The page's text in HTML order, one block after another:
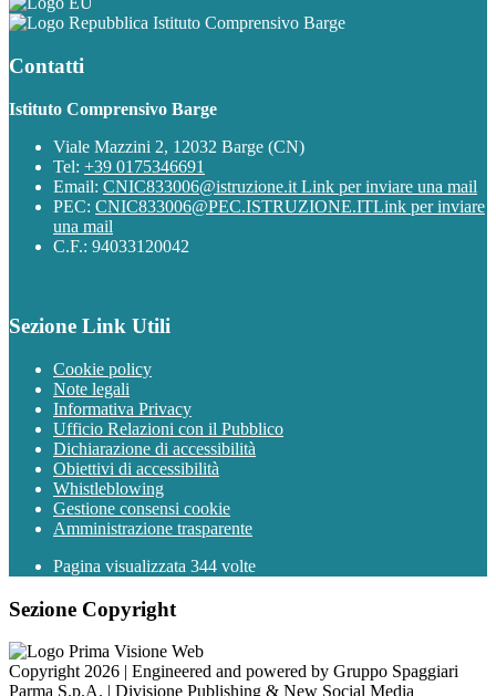
Istituto Comprensivo Barge
Contatti
Istituto Comprensivo Barge
Viale Mazzini 2, 12032 Barge (CN)
Tel: +39 0175346691
Email: CNIC833006@istruzione.it Link per inviare una mail
PEC: CNIC833006@PEC.ISTRUZIONE.ITLink per inviare
una mail
C.F.: 94033120042
Sezione Link Utili
Cookie policy
Note legali
Informativa Privacy
Ufficio Relazioni con il Pubblico
Dichiarazione di accessibilità
Obiettivi di accessibilità
Whistleblowing
Gestione consensi cookie
Amministrazione trasparente
Pagina visualizzata 344 volte
Sezione Copyright
Copyright 2026 | Engineered and powered by Gruppo Spaggiari
Parma S.p.A. | Divisione Publishing & New Social Media